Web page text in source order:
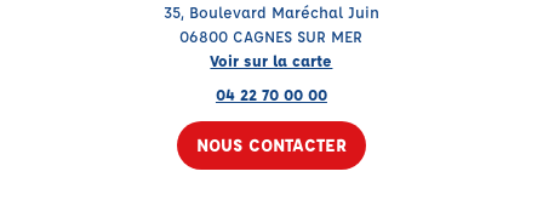
35, Boulevard Maréchal Juin
06800 CAGNES SUR MER
Voir sur la carte
04 22 70 00 00
NOUS CONTACTER